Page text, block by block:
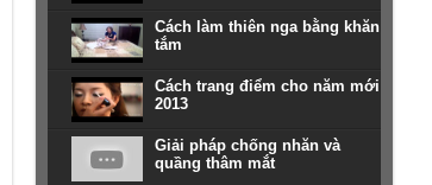
Cách làm thiên nga bằng khăn
tắm
Cách trang điểm cho năm mới
2013
Giải pháp chống nhăn và
quầng thâm mắt